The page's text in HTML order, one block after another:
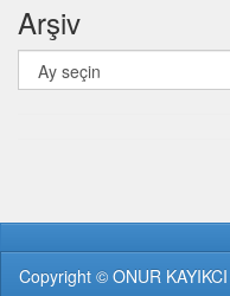
Arşiv
Arşiv
Copyright © ONUR KAYIKCI